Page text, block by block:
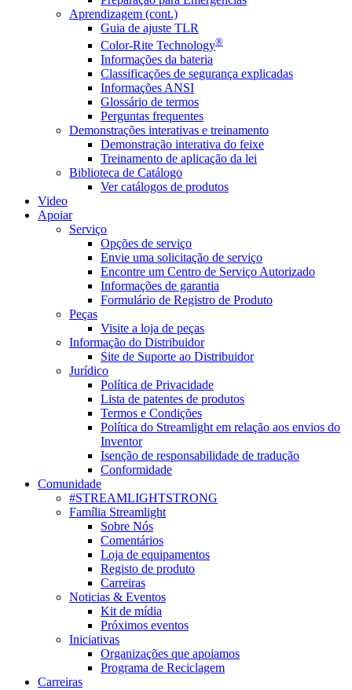
Aprendizagem (cont.)
Guia de ajuste TLR
Color-Rite Technology®
Informações da bateria
Classificações de segurança explicadas
Informações ANSI
Glossário de termos
Perguntas frequentes
Demonstrações interativas e treinamento
Demonstração interativa do feixe
Treinamento de aplicação da lei
Biblioteca de Catálogo
Ver catálogos de produtos
Video
Apoiar
Serviço
Opções de serviço
Envie uma solicitação de serviço
Encontre um Centro de Serviço Autorizado
Informações de garantia
Formulário de Registro de Produto
Peças
Visite a loja de peças
Informação do Distribuidor
Site de Suporte ao Distribuidor
Jurídico
Política de Privacidade
Lista de patentes de produtos
Termos e Condições
Política do Streamlight em relação aos envios do
Inventor
Isenção de responsabilidade de tradução
Conformidade
Comunidade
#STREAMLIGHTSTRONG
Família Streamlight
Sobre Nós
Comentários
Loja de equipamentos
Registo de produto
Carreiras
Noticias & Eventos
Kit de mídia
Próximos eventos
Iniciativas
Organizações que apoiamos
Programa de Reciclagem
Carreiras